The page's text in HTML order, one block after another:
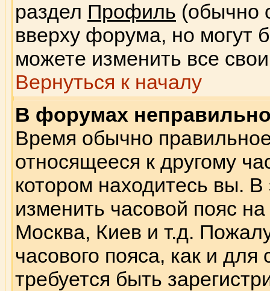
раздел Профиль (обычно
вверху форума, но могут
можете изменить все
Вернуться к началу
В форумах
Время обычно
относящееся к другому
котором находитесь вы.
изменить часовой пояс
Москва, Киев и т.д.
часового пояса, как и
требуется быть